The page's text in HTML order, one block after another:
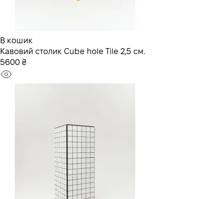
В кошик
Кавовий столик Cube hole Tile 2,5 см.
5600 ₴